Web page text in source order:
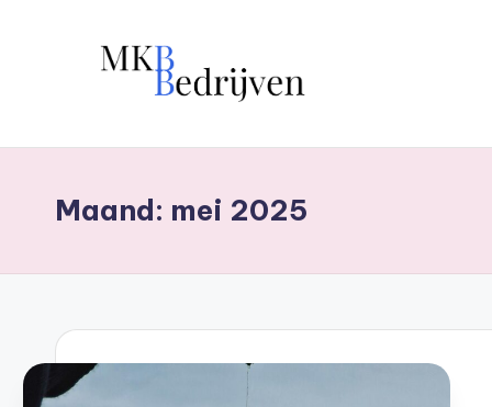
inhoud
Maand: mei 2025